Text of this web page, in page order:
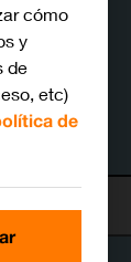
cómo
y
de
etc)
de